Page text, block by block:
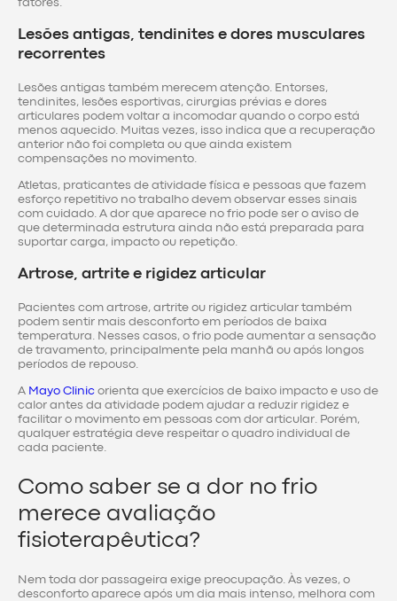
fatores.
Lesões antigas, tendinites e dores musculares
recorrentes
Lesões antigas também merecem atenção. Entorses,
tendinites, lesões esportivas, cirurgias prévias e dores
articulares podem voltar a incomodar quando o corpo está
menos aquecido. Muitas vezes, isso indica que a recuperação
anterior não foi completa ou que ainda existem
compensações no movimento.
Atletas, praticantes de atividade física e pessoas que fazem
esforço repetitivo no trabalho devem observar esses sinais
com cuidado. A dor que aparece no frio pode ser o aviso de
que determinada estrutura ainda não está preparada para
suportar carga, impacto ou repetição.
Artrose, artrite e rigidez articular
Pacientes com artrose, artrite ou rigidez articular também
podem sentir mais desconforto em períodos de baixa
temperatura. Nesses casos, o frio pode aumentar a sensação
de travamento, principalmente pela manhã ou após longos
períodos de repouso.
A Mayo Clinic orienta que exercícios de baixo impacto e uso de
calor antes da atividade podem ajudar a reduzir rigidez e
facilitar o movimento em pessoas com dor articular. Porém,
qualquer estratégia deve respeitar o quadro individual de
cada paciente.
Como saber se a dor no frio
merece avaliação
fisioterapêutica?
Nem toda dor passageira exige preocupação. Às vezes, o
desconforto aparece após um dia mais intenso, melhora com